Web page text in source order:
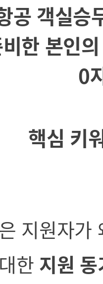
공 객실승
한 본인
0
핵심 키
지원자가
한 지원